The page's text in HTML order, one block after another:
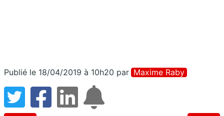
Publié le 18/04/2019 à 10h20 par Maxime Raby